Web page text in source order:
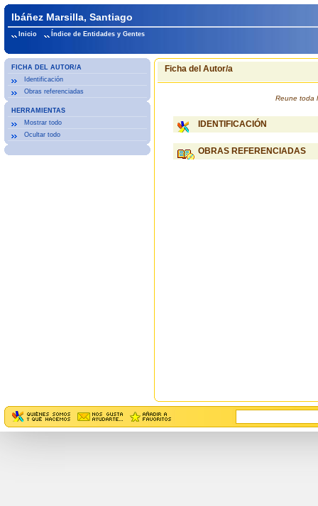
Ibáñez Marsilla, Santiago
Inicio Índice de Entidades y Gentes
FICHA DEL AUTOR/A
Identificación
Obras referenciadas
HERRAMIENTAS
Mostrar todo
Ocultar todo
Ficha del Autor/a
Reune toda
IDENTIFICACIÓN
OBRAS REFERENCIADAS